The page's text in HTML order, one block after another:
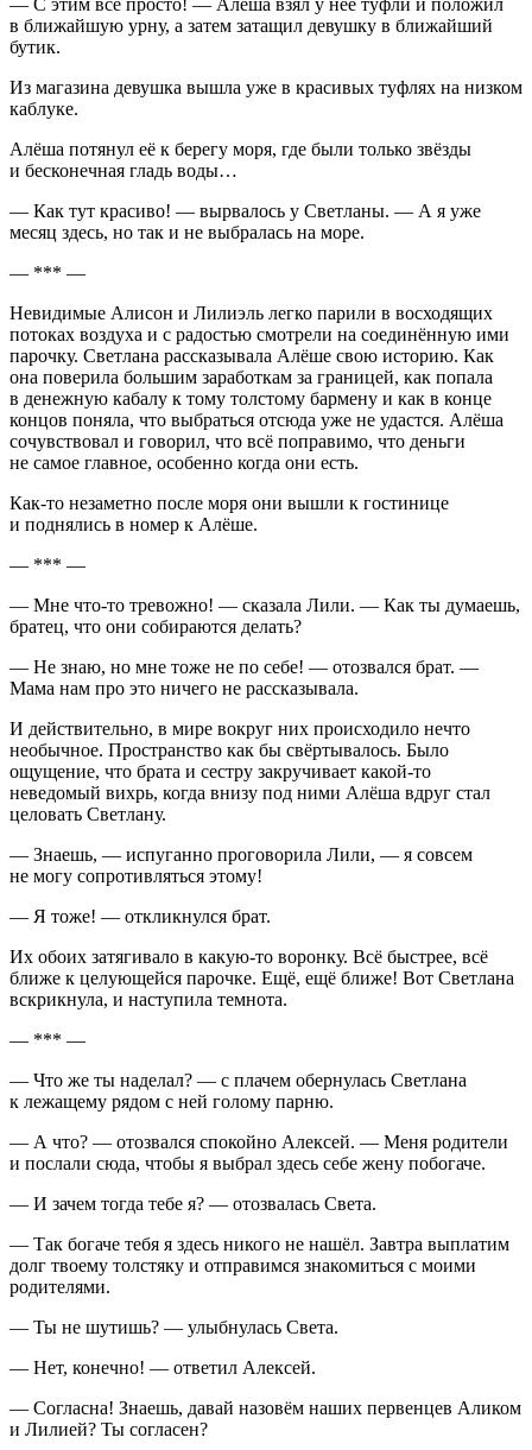
— С этим всё просто! — Алёша взял у неё туфли и положил
в ближайшую урну, а затем затащил девушку в ближайший
бутик.
Из магазина девушка вышла уже в красивых туфлях на низком
каблуке.
Алёша потянул её к берегу моря, где были только звёзды
и бесконечная гладь воды…
— Как тут красиво! — вырвалось у Светланы. — А я уже
месяц здесь, но так и не выбралась на море.
— *** —
Невидимые Алисон и Лилиэль легко парили в восходящих
потоках воздуха и с радостью смотрели на соединённую ими
парочку. Светлана рассказывала Алёше свою историю. Как
она поверила большим заработкам за границей, как попала
в денежную кабалу к тому толстому бармену и как в конце
концов поняла, что выбраться отсюда уже не удастся. Алёша
сочувствовал и говорил, что всё поправимо, что деньги
не самое главное, особенно когда они есть.
Как-то незаметно после моря они вышли к гостинице
и поднялись в номер к Алёше.
— *** —
— Мне что-то тревожно! — сказала Лили. — Как ты думаешь,
братец, что они собираются делать?
— Не знаю, но мне тоже не по себе! — отозвался брат. —
Мама нам про это ничего не рассказывала.
И действительно, в мире вокруг них происходило нечто
необычное. Пространство как бы свёртывалось. Было
ощущение, что брата и сестру закручивает какой-то
неведомый вихрь, когда внизу под ними Алёша вдруг стал
целовать Светлану.
— Знаешь, — испуганно проговорила Лили, — я совсем
не могу сопротивляться этому!
— Я тоже! — откликнулся брат.
Их обоих затягивало в какую-то воронку. Всё быстрее, всё
ближе к целующейся парочке. Ещё, ещё ближе! Вот Светлана
вскрикнула, и наступила темнота.
— *** —
— Что же ты наделал? — с плачем обернулась Светлана
к лежащему рядом с ней голому парню.
— А что? — отозвался спокойно Алексей. — Меня родители
и послали сюда, чтобы я выбрал здесь себе жену побогаче.
— И зачем тогда тебе я? — отозвалась Света.
— Так богаче тебя я здесь никого не нашёл. Завтра выплатим
долг твоему толстяку и отправимся знакомиться с моими
родителями.
— Ты не шутишь? — улыбнулась Света.
— Нет, конечно! — ответил Алексей.
— Согласна! Знаешь, давай назовём наших первенцев Аликом
и Лилией? Ты согласен?